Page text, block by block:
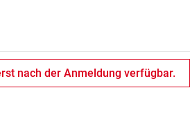
nach der Anmeldung verfügbar.